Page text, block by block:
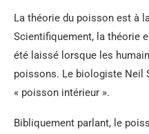
La théorie du poisson est à
Scientifiquement, la théorie
été laissé lorsque les
poissons. Le biologiste Neil
« poisson intérieur ».
Bibliquement parlant, le